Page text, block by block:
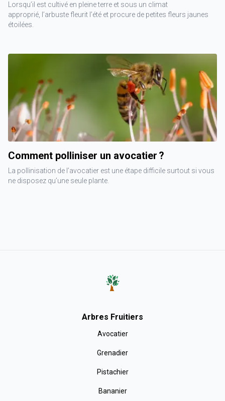
Lorsqu’il est cultivé en pleine terre et sous un climat
approprié, l’arbuste fleurit l’été et procure de petites fleurs jaunes
étoilées.
Comment polliniser un avocatier ?
La pollinisation de l’avocatier est une étape difficile surtout si vous
ne disposez qu’une seule plante.
Arbres Fruitiers
Avocatier
Grenadier
Pistachier
Bananier